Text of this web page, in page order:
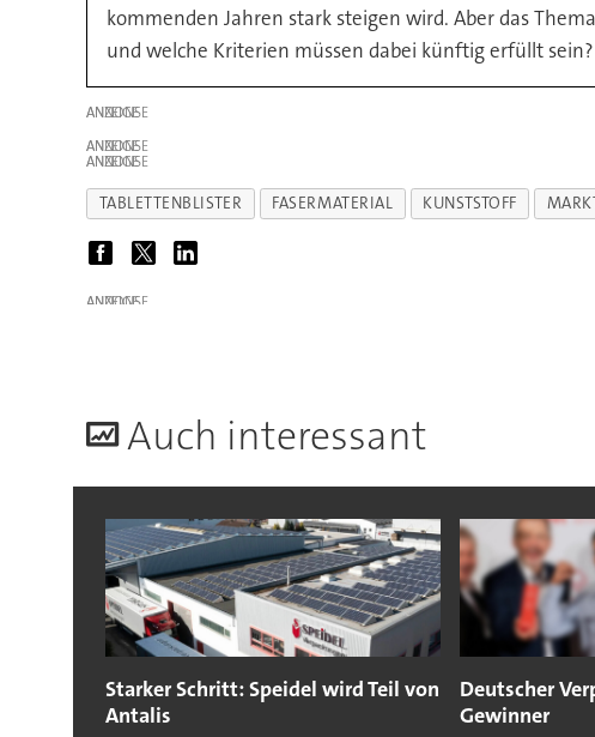
kommenden Jahren stark steigen wird. Aber das
und welche Kriterien müssen dabei künftig erfüllt sein?
ANZEIGE
ANZEIGE
ANZEIGE
TABLETTENBLISTER FASERMATERIAL KUNSTSTOFF
ANZEIGE
Auch interessant
Starker Schritt: Speidel wird Teil von
Antalis
Deutscher
Gewinner